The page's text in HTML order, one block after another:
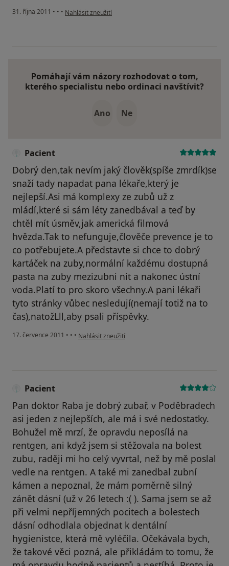
31. října 2011 • • • podle názoru uživatele Pacient
Nahlásit zneužití
Pomáhají vám názory rozhodovat o tom,
kterého specialistu nebo ordinaci navštívit?
Ano Ne
Pacient
Dobrý den,tak nevím jaký člověk(spíše zmrdík)se
snaží tady napadat pana lékaře,který je
nejlepší.Asi má komplexy ze zubů už z
mládí,které si sám léty zanedbával a teď by
chtěl mít úsměv,jak americká filmová
hvězda.Tak to nefunguje,člověče prevence je to
co potřebujete.A představte si chce to dobrý
kartáček na zuby,normální každému dostupná
pasta na zuby mezizubni nit a nakonec ústní
voda.Platí to pro skoro všechny.A pani lékaři
tyto stránky vůbec nesledují(nemají totiž na to
čas),natožLll,aby psali příspěvky.
17. července 2011 • • • podle názoru uživatele Pacient
Nahlásit zneužití
Pacient
Pan doktor Raba je dobrý zubař, v Poděbradech
asi jeden z nejlepších, ale má i své nedostatky.
Bohužel mě mrzí, že opravdu neposílá na
rentgen, ani když jsem si stěžovala na bolest
zubu, raději mi ho celý vyvrtal, než by mě poslal
vedle na rentgen. A také mi zanedbal zubní
kámen a nepoznal, že mám poměrně silný
zánět dásní (už v 26 letech :( ). Sama jsem se až
při velmi nepříjemných pocitech a bolestech
dásní odhodlala objednat k dentální
hygienistce, která mě vyléčila. Očekávala bych,
že takové věci pozná, ale přikládám to tomu, že